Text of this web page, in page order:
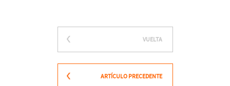
VUELTA
ARTÍCULO PRECEDENTE